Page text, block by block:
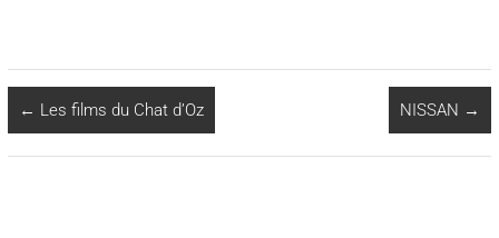
← Les films du Chat d’Oz NISSAN →